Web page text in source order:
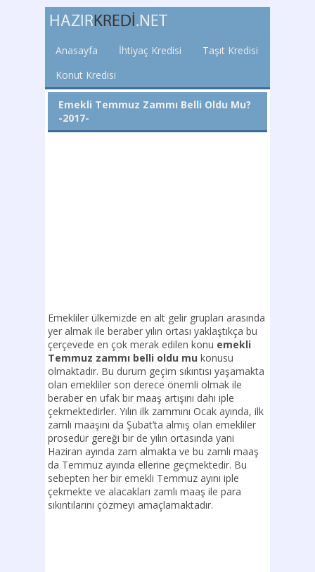
Anasayfa İhtiyaç Kredisi
Taşıt Kredisi
Konut Kredisi
Emekli Temmuz Zammı Belli Oldu Mu?
-2017-
Emekliler ülkemizde en alt gelir grupları arasında
yer almak ile beraber yılın ortası yaklaştıkça bu
çerçevede en çok merak edilen konu emekli
Temmuz zammı belli oldu mu konusu
olmaktadır. Bu durum geçim sıkıntısı yaşamakta
olan emekliler son derece önemli olmak ile
beraber en ufak bir maaş artışını dahi iple
çekmektedirler. Yılın ilk zammını Ocak ayında, ilk
zamlı maaşını da Şubat’ta almış olan emekliler
prosedür gereği bir de yılın ortasında yani
Haziran ayında zam almakta ve bu zamlı maaş
da Temmuz ayında ellerine geçmektedir. Bu
sebepten her bir emekli Temmuz ayını iple
çekmekte ve alacakları zamlı maaş ile para
sıkıntılarını çözmeyi amaçlamaktadır.